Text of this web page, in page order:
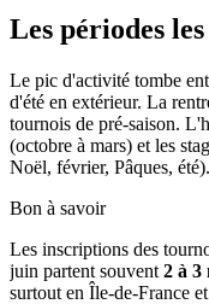
Les périodes
Le pic d'activité tombe
d'été en extérieur. La
tournois de pré-saison.
(octobre à mars) et les
Noël, février, Pâques, été).
Bon à savoir
Les inscriptions des
juin partent souvent 2 à 3
surtout en Île-de-France